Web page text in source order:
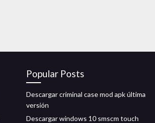
Popular Posts
Descargar criminal case mod apk última
versión
Descargar windows 10 smscm touch